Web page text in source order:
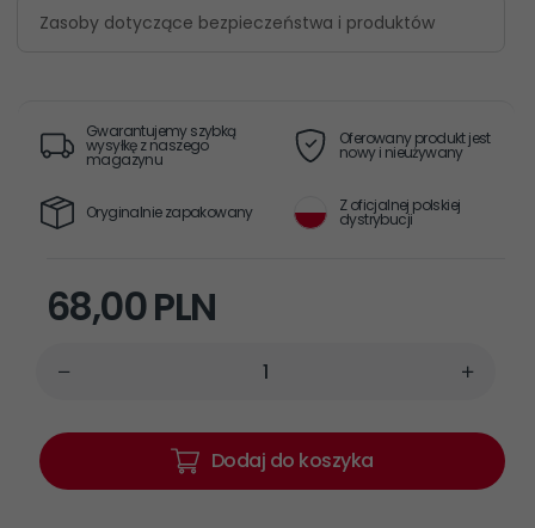
Zasoby dotyczące bezpieczeństwa i produktów
Gwarantujemy szybką
wysyłkę z naszego
magazynu
Oferowany produkt jest
nowy i nieużywany
Oryginalnie zapakowany Z oficjalnej polskiej
dystrybucji
68,00PLN
Dodaj do koszyka